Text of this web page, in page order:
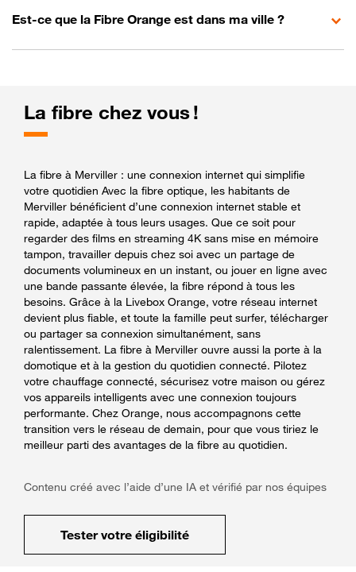
Est-ce que la Fibre Orange est dans ma ville ?
La fibre chez vous !
La fibre à Merviller : une connexion internet qui simplifie
votre quotidien Avec la fibre optique, les habitants de
Merviller bénéficient d’une connexion internet stable et
rapide, adaptée à tous leurs usages. Que ce soit pour
regarder des films en streaming 4K sans mise en mémoire
tampon, travailler depuis chez soi avec un partage de
documents volumineux en un instant, ou jouer en ligne avec
une bande passante élevée, la fibre répond à tous les
besoins. Grâce à la Livebox Orange, votre réseau internet
devient plus fiable, et toute la famille peut surfer, télécharger
ou partager sa connexion simultanément, sans
ralentissement. La fibre à Merviller ouvre aussi la porte à la
domotique et à la gestion du quotidien connecté. Pilotez
votre chauffage connecté, sécurisez votre maison ou gérez
vos appareils intelligents avec une connexion toujours
performante. Chez Orange, nous accompagnons cette
transition vers le réseau de demain, pour que vous tiriez le
meilleur parti des avantages de la fibre au quotidien.
Contenu créé avec l’aide d’une IA et vérifié par nos équipes
Tester votre éligibilité